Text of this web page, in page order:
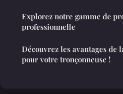
Explorez notre gamme de
professionnelle
Découvrez les avantages de
pour votre tronçonneuse !